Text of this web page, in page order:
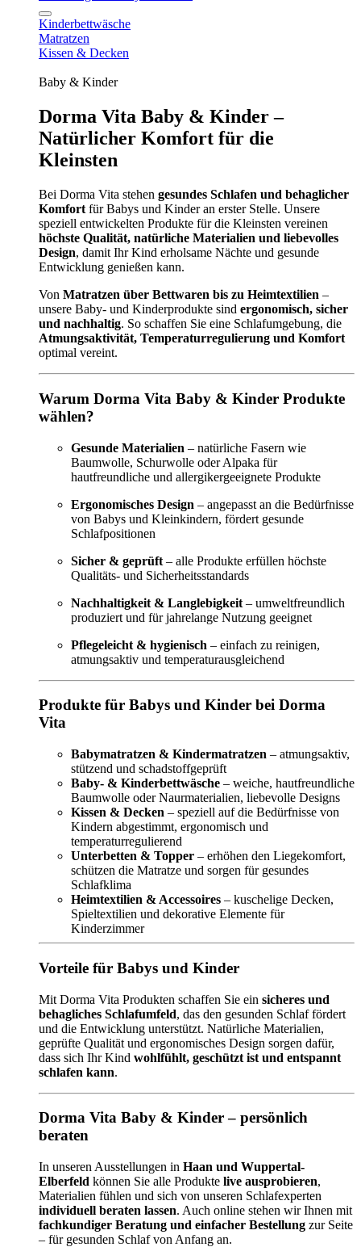
Kinderbettwäsche
Matratzen
Kissen & Decken
Baby & Kinder
Dorma Vita Baby & Kinder –
Natürlicher Komfort für die
Kleinsten
Bei Dorma Vita stehen gesundes Schlafen und behaglicher
Komfort für Babys und Kinder an erster Stelle. Unsere
speziell entwickelten Produkte für die Kleinsten vereinen
höchste Qualität, natürliche Materialien und liebevolles
Design, damit Ihr Kind erholsame Nächte und gesunde
Entwicklung genießen kann.
Von Matratzen über Bettwaren bis zu Heimtextilien –
unsere Baby- und Kinderprodukte sind ergonomisch, sicher
und nachhaltig. So schaffen Sie eine Schlafumgebung, die
Atmungsaktivität, Temperaturregulierung und Komfort
optimal vereint.
Warum Dorma Vita Baby & Kinder Produkte
wählen?
Gesunde Materialien – natürliche Fasern wie
Baumwolle, Schurwolle oder Alpaka für
hautfreundliche und allergikergeeignete Produkte
Ergonomisches Design – angepasst an die Bedürfnisse
von Babys und Kleinkindern, fördert gesunde
Schlafpositionen
Sicher & geprüft – alle Produkte erfüllen höchste
Qualitäts- und Sicherheitsstandards
Nachhaltigkeit & Langlebigkeit – umweltfreundlich
produziert und für jahrelange Nutzung geeignet
Pflegeleicht & hygienisch – einfach zu reinigen,
atmungsaktiv und temperaturausgleichend
Produkte für Babys und Kinder bei Dorma
Vita
Babymatratzen & Kindermatratzen – atmungsaktiv,
stützend und schadstoffgeprüft
Baby- & Kinderbettwäsche – weiche, hautfreundliche
Baumwolle oder Naurmaterialien, liebevolle Designs
Kissen & Decken – speziell auf die Bedürfnisse von
Kindern abgestimmt, ergonomisch und
temperaturregulierend
Unterbetten & Topper – erhöhen den Liegekomfort,
schützen die Matratze und sorgen für gesundes
Schlafklima
Heimtextilien & Accessoires – kuschelige Decken,
Spieltextilien und dekorative Elemente für
Kinderzimmer
Vorteile für Babys und Kinder
Mit Dorma Vita Produkten schaffen Sie ein sicheres und
behagliches Schlafumfeld, das den gesunden Schlaf fördert
und die Entwicklung unterstützt. Natürliche Materialien,
geprüfte Qualität und ergonomisches Design sorgen dafür,
dass sich Ihr Kind wohlfühlt, geschützt ist und entspannt
schlafen kann.
Dorma Vita Baby & Kinder – persönlich
beraten
In unseren Ausstellungen in Haan und Wuppertal-
Elberfeld können Sie alle Produkte live ausprobieren,
Materialien fühlen und sich von unseren Schlafexperten
individuell beraten lassen. Auch online stehen wir Ihnen mit
fachkundiger Beratung und einfacher Bestellung zur Seite
– für gesunden Schlaf von Anfang an.